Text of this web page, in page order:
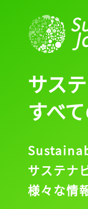
サス
すべ
サステナ
様々な情